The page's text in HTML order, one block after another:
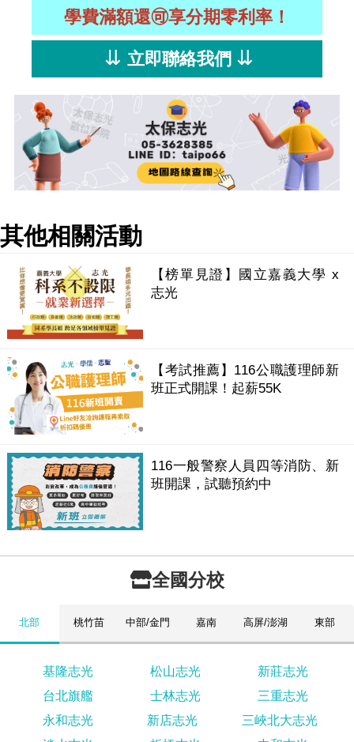
學費滿額還🉑享分期零利率！
⇊立即聯絡我們 ⇊
其他相關活動
【榜單見證】國立嘉義大學 x
志光
【考試推薦】116公職護理師新
班正式開課！起薪55K
116一般警察人員四等消防、新
班開課，試聽預約中
全國分校
北部 桃竹苗 中部/金門 嘉南 高屏/澎湖 東部
基隆志光 松山志光
新莊志光
台北旗艦
士林志光
三重志光
永和志光
新店志光
三峽北大志光